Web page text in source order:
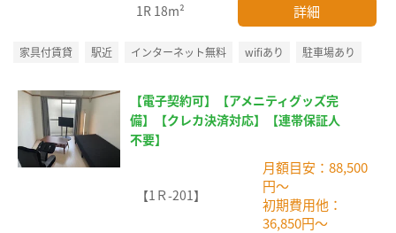
1R 18m² 詳細
家具付賃貸 駅近 インターネット無料 wifiあり 駐車場あり
【電子契約可】【アメニティグッズ完
備】【クレカ決済対応】【連帯保証人
不要】
【1Ｒ-201】
月額目安：88,500
円～
初期費用他：
36,850円～